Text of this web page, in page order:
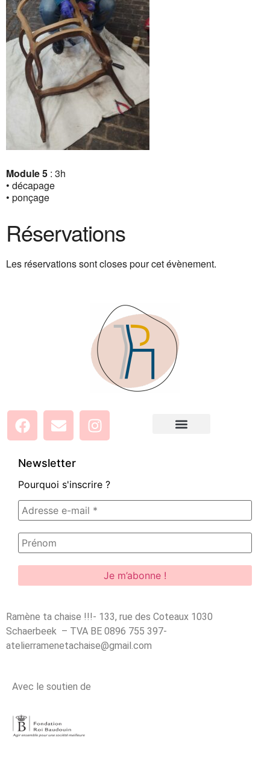
Module 5 : 3h
• décapage
• ponçage
Réservations
Les réservations sont closes pour cet évènement.
Newsletter
Pourquoi s'inscrire ?
Ramène ta chaise !!!- 133, rue des Coteaux 1030
Schaerbeek – TVA BE 0896 755 397-
atelierramenetachaise@gmail.com
Avec le soutien de